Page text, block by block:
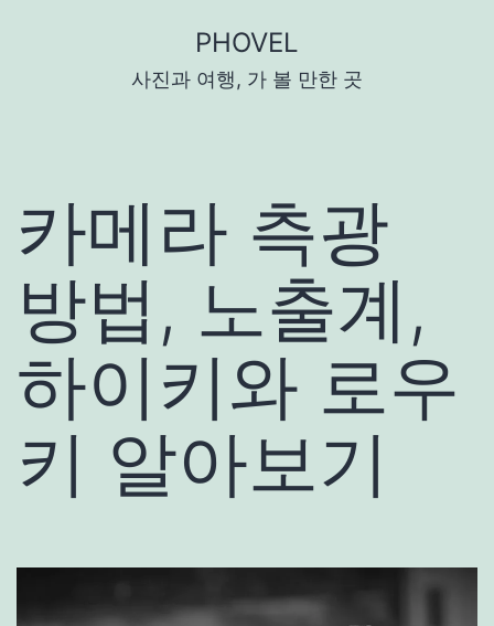
PHOVEL
사진과 여행, 가 볼 만한 곳
카메라 측광
방법, 노출계,
하이키와 로우
키 알아보기